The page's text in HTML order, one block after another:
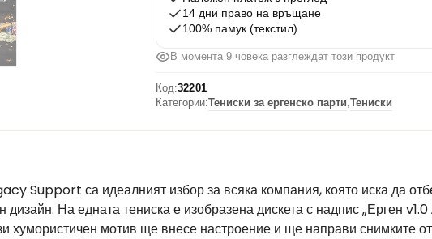
Legacy
14 дни право на връщане
100% памук (текстил)
В момента 9 човека разглеждат този продукт
Код:32201
Категории:Тениски за ергенско парти Тениски
Support са идеалният избор за всяка компания, която иска да
На едната тениска е изобразена дискета с надпис „Ерген
хумористичен мотив ще внесе настроение и ще направи снимките